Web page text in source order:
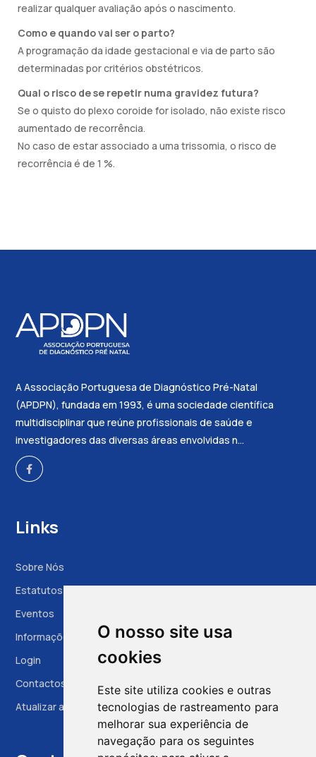
O nosso site usa
cookies
Este site utiliza cookies e outras
tecnologias de rastreamento para
melhorar sua experiência de
navegação para os seguintes
realizar qualquer avaliação após o nascimento.
Como e quando vai ser o parto?
A programação da idade gestacional e via de parto são
determinadas por critérios obstétricos.
Qual o risco de se repetir numa gravidez futura?
Se o quisto do plexo coroide for isolado, não existe risco
aumentado de recorrência.
No caso de estar associado a uma trissomia, o risco de
recorrência é de 1 %.
A Associação Portuguesa de Diagnóstico Pré-Natal
(APDPN), fundada em 1993, é uma sociedade científica
multidisciplinar que reúne profissionais de saúde e
investigadores das diversas áreas envolvidas n...
Links
Sobre Nós
Estatutos
Eventos
Informações à Grávida
Login
Contactos
Atualizar as preferências das cookies